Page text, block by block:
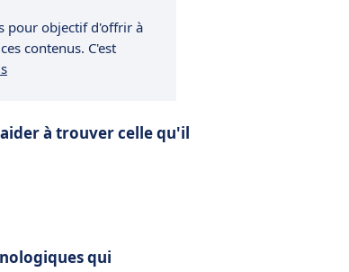
pour objectif d'offrir à
contenus. C'est
à trouver celle qu'il
qui